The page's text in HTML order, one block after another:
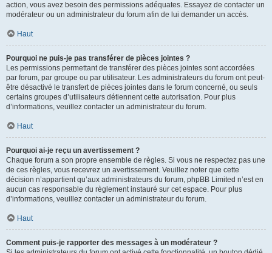
action, vous avez besoin des permissions adéquates. Essayez de contacter un
modérateur ou un administrateur du forum afin de lui demander un accès.
Haut
Pourquoi ne puis-je pas transférer de pièces jointes ?
Les permissions permettant de transférer des pièces jointes sont accordées
par forum, par groupe ou par utilisateur. Les administrateurs du forum ont peut-
être désactivé le transfert de pièces jointes dans le forum concerné, ou seuls
certains groupes d’utilisateurs détiennent cette autorisation. Pour plus
d’informations, veuillez contacter un administrateur du forum.
Haut
Pourquoi ai-je reçu un avertissement ?
Chaque forum a son propre ensemble de règles. Si vous ne respectez pas une
de ces règles, vous recevrez un avertissement. Veuillez noter que cette
décision n’appartient qu’aux administrateurs du forum, phpBB Limited n’est en
aucun cas responsable du règlement instauré sur cet espace. Pour plus
d’informations, veuillez contacter un administrateur du forum.
Haut
Comment puis-je rapporter des messages à un modérateur ?